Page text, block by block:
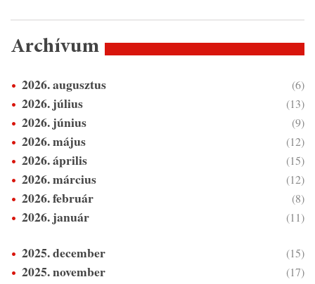
Archívum
2026. augusztus (6)
2026. július (13)
2026. június (9)
2026. május (12)
2026. április (15)
2026. március (12)
2026. február (8)
2026. január (11)
2025. december (15)
2025. november (17)